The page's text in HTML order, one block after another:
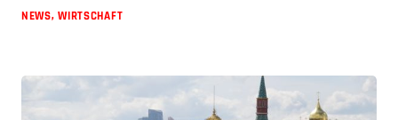
NEWS,WIRTSCHAFT